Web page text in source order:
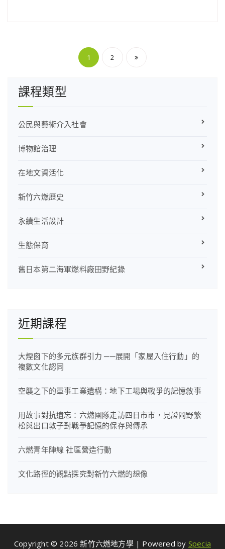
文
1 2
課程類型
公民與藝術介入社會
博物館治理
在地文資活化
新竹六燃歷史
永續生活設計
生態保育
舊日本第二海軍燃料廠田野紀錄
近期課程
大煙囪下的多元族群引力 ──展開「家屋入住行動」的
複數文化認同
空襲之下的軍事工業遺構：地下工場與戰爭的記憶敘事
用故事對抗遺忘：六燃團隊走訪四日市市，見證岡野繁
松與出口敦子對戰爭記憶的保存與傳承
六燃青年陣線 社區營造行動
文化路徑的觀點探究對新竹六燃的想像
Copyright © 2026 新竹六燃地方學 | Powered by Specia